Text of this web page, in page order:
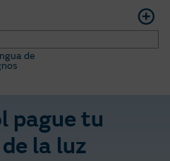
de
pague tu
la luz